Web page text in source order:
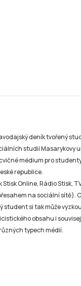
deník tvořený
studií Masarykovy
médium pro studenty
republice.
Online, Rádio Stisk,
na sociální sítě).
si tak může
obsahu i
typech médií.